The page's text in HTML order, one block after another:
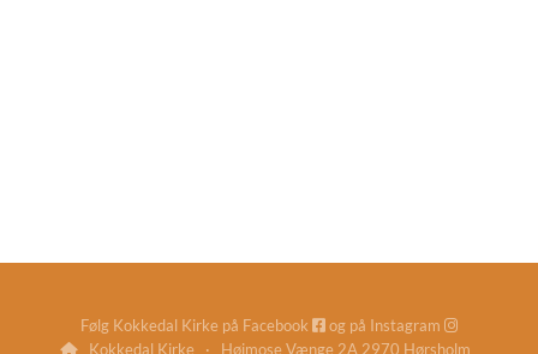
Følg Kokkedal Kirke på Facebook  og på Instagram 

Kokkedal Kirke · Højmose Vænge 2A 2970 Hørsholm